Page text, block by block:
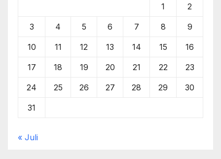
1 2
3 4 5 6 7 8 9
10 11 12 13 14 15 16
17 18 19 20 21 22 23
24 25 26 27 28 29 30
31
« Juli